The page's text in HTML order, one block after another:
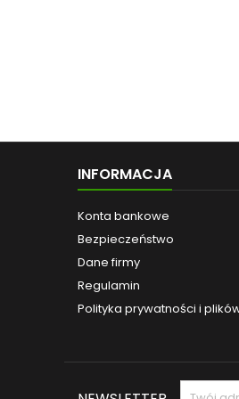
INFORMACJA
Konta bankowe
Bezpieczeństwo
Dane firmy
Regulamin
Polityka prywatności i